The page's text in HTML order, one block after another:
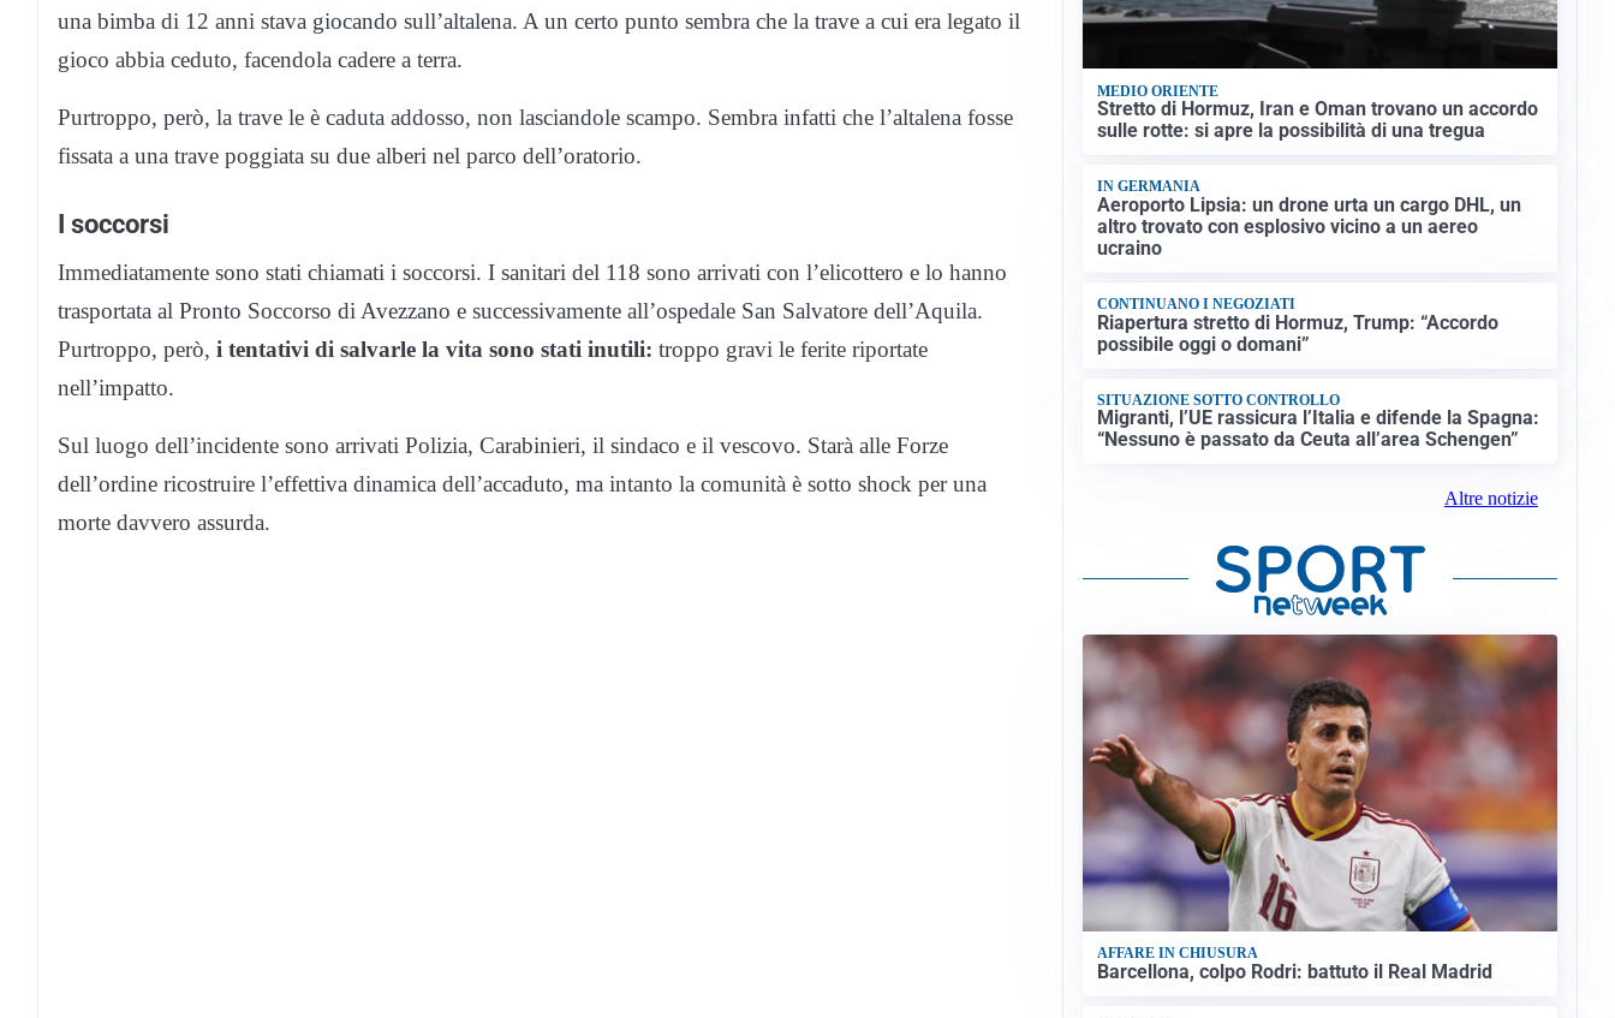
una bimba di 12 anni stava giocando sull’altalena. A un certo punto sembra che la trave a cui era legato il
gioco abbia ceduto, facendola cadere a terra.
Purtroppo, però, la trave le è caduta addosso, non lasciandole scampo. Sembra infatti che l’altalena fosse
fissata a una trave poggiata su due alberi nel parco dell’oratorio.
I soccorsi
Immediatamente sono stati chiamati i soccorsi. I sanitari del 118 sono arrivati con l’elicottero e lo hanno
trasportata al Pronto Soccorso di Avezzano e successivamente all’ospedale San Salvatore dell’Aquila.
Purtroppo, però, i tentativi di salvarle la vita sono stati inutili: troppo gravi le ferite riportate
nell’impatto.
Sul luogo dell’incidente sono arrivati Polizia, Carabinieri, il sindaco e il vescovo. Starà alle Forze
dell’ordine ricostruire l’effettiva dinamica dell’accaduto, ma intanto la comunità è sotto shock per una
morte davvero assurda.
MEDIO ORIENTE
Stretto di Hormuz, Iran e Oman trovano un accordo
sulle rotte: si apre la possibilità di una tregua
IN GERMANIA
Aeroporto Lipsia: un drone urta un cargo DHL, un
altro trovato con esplosivo vicino a un aereo
ucraino
CONTINUANO I NEGOZIATI
Riapertura stretto di Hormuz, Trump: “Accordo
possibile oggi o domani”
SITUAZIONE SOTTO CONTROLLO
Migranti, l’UE rassicura l’Italia e difende la Spagna:
“Nessuno è passato da Ceuta all’area Schengen”
Altre notizie
AFFARE IN CHIUSURA
Barcellona, colpo Rodri: battuto il Real Madrid